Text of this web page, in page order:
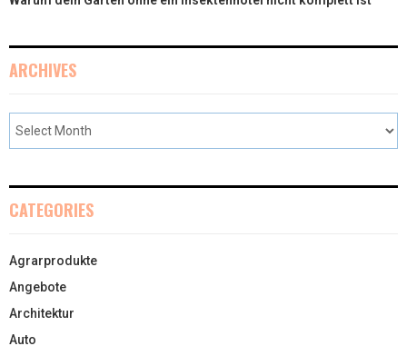
ARCHIVES
CATEGORIES
Agrarprodukte
Angebote
Architektur
Auto